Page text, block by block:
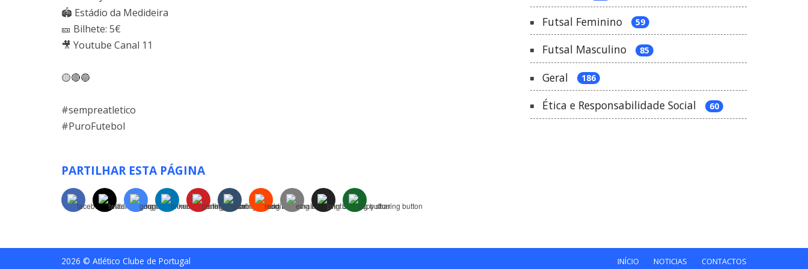
🏟 Estádio da Medideira
🎫 Bilhete: 5€
🎥 Youtube Canal 11
🟡🔴🔵
#sempreatletico
#PuroFutebol
PARTILHAR ESTA PÁGINA
Futsal Feminino
59
Futsal Masculino 85
Geral 186
Ética e Responsabilidade Social 60
2026 © Atlético Clube de Portugal INÍCIO NOTICIAS CONTACTOS